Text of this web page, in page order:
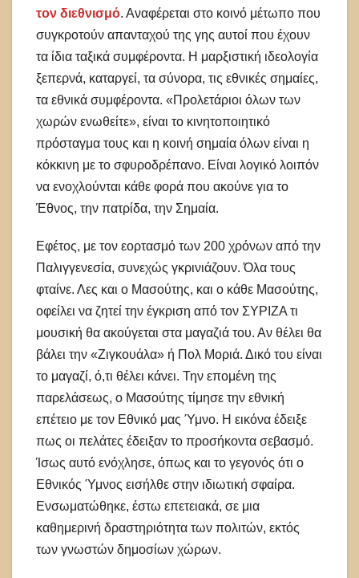
τον διεθνισμό. Αναφέρεται στο κοινό μέτωπο που
συγκροτούν απανταχού της γης αυτοί που έχουν
τα ίδια ταξικά συμφέροντα. Η μαρξιστική ιδεολογία
ξεπερνά, καταργεί, τα σύνορα, τις εθνικές σημαίες,
τα εθνικά συμφέροντα. «Προλετάριοι όλων των
χωρών ενωθείτε», είναι το κινητοποιητικό
πρόσταγμα τους και η κοινή σημαία όλων είναι η
κόκκινη με το σφυροδρέπανο. Είναι λογικό λοιπόν
να ενοχλούνται κάθε φορά που ακούνε για το
Έθνος, την πατρίδα, την Σημαία.
Εφέτος, με τον εορτασμό των 200 χρόνων από την
Παλιγγενεσία, συνεχώς γκρινιάζουν. Όλα τους
φταίνε. Λες και ο Μασούτης, και ο κάθε Μασούτης,
οφείλει να ζητεί την έγκριση από τον ΣΥΡΙΖΑ τι
μουσική θα ακούγεται στα μαγαζιά του. Αν θέλει θα
βάλει την «Ζιγκουάλα» ή Πολ Μοριά. Δικό του είναι
το μαγαζί, ό,τι θέλει κάνει. Την επομένη της
παρελάσεως, ο Μασούτης τίμησε την εθνική
επέτειο με τον Εθνικό μας Ύμνο. Η εικόνα έδειξε
πως οι πελάτες έδειξαν το προσήκοντα σεβασμό.
Ίσως αυτό ενόχλησε, όπως και το γεγονός ότι ο
Εθνικός Ύμνος εισήλθε στην ιδιωτική σφαίρα.
Ενσωματώθηκε, έστω επετειακά, σε μια
καθημερινή δραστηριότητα των πολιτών, εκτός
των γνωστών δημοσίων χώρων.